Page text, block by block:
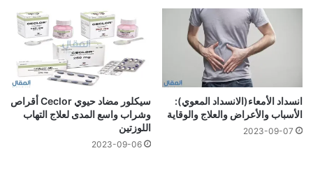
انسداد الأمعاء(الانسداد المعوي):
الأسباب والأعراض والعلاج والوقاية
2023-09-07
سيكلور مضاد حيوي Ceclor أقراص
وشراب واسع المدى لعلاج التهاب
اللوزتين
2023-09-06